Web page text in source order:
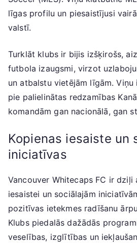
līgas profilu un piesaistījusi
valstī.
Turklāt klubs ir bijis izšķirošs,
futbola izaugsmi, virzot
un atbalstu vietējām līgām.
pie palielinātas redzamības
komandām gan nacionālā, gan
Kopienas iesaiste un
iniciatīvas
Vancouver Whitecaps FC ir dziļi
iesaistei un sociālajām
pozitīvas ietekmes radīšanu
Klubs piedalās dažādās
veselības, izglītības un